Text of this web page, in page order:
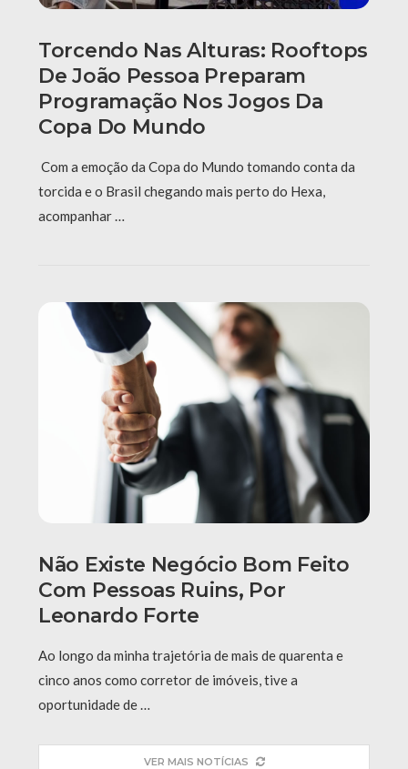
Torcendo Nas Alturas: Rooftops
De João Pessoa Preparam
Programação Nos Jogos Da
Copa Do Mundo
Com a emoção da Copa do Mundo tomando conta da
torcida e o Brasil chegando mais perto do Hexa,
acompanhar …
Não Existe Negócio Bom Feito
Com Pessoas Ruins, Por
Leonardo Forte
Ao longo da minha trajetória de mais de quarenta e
cinco anos como corretor de imóveis, tive a
oportunidade de …
VER MAIS NOTÍCIAS